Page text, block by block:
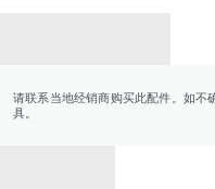
请联系当地经销商购买此配件。如不
具。